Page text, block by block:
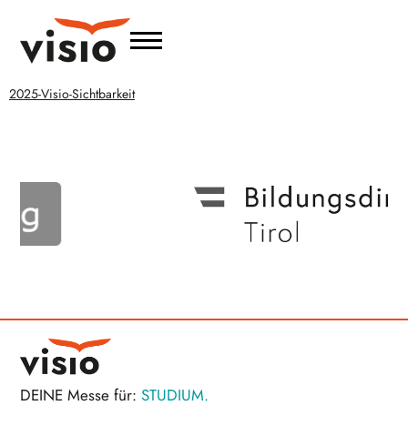
2025-Visio-Sichtbarkeit
DEINE Messe für: STUDIUM.